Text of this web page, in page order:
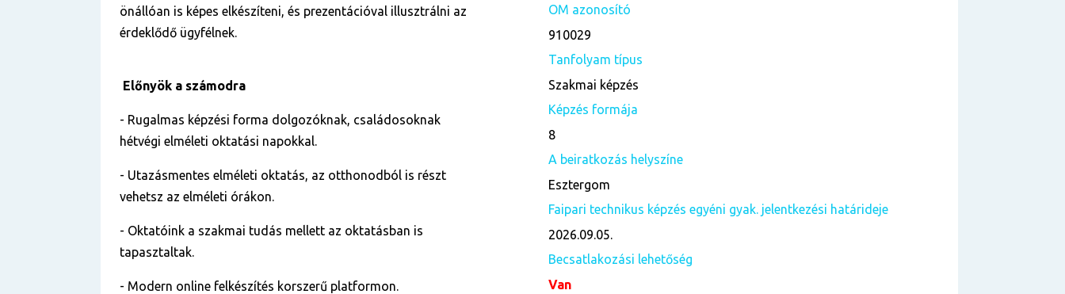
önállóan is képes elkészíteni, és prezentációval illusztrálni az
érdeklődő ügyfélnek.
Előnyök a számodra
- Rugalmas képzési forma dolgozóknak, családosoknak
hétvégi elméleti oktatási napokkal.
- Utazásmentes elméleti oktatás, az otthonodból is részt
vehetsz az elméleti órákon.
- Oktatóink a szakmai tudás mellett az oktatásban is
tapasztaltak.
- Modern online felkészítés korszerű platformon.
OM azonosító
910029
Tanfolyam típus
Szakmai képzés
Képzés formája
8
A beiratkozás helyszíne
Esztergom
Faipari technikus képzés egyéni gyak. jelentkezési határideje
2026.09.05.
Becsatlakozási lehetőség
Van